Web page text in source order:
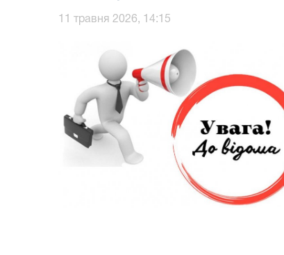
11 травня 2026, 14:15